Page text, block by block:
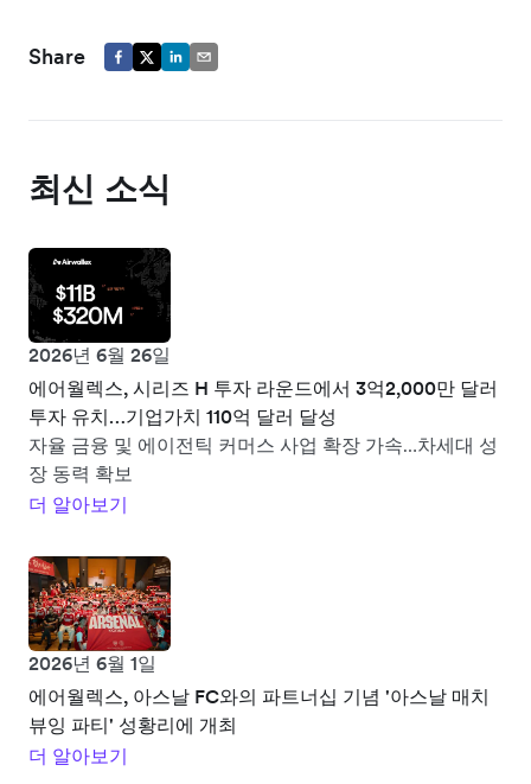
Share
최신 소식
2026년 6월 26일
에어월렉스, 시리즈 H 투자 라운드에서 3억2,000만 달러
투자 유치…기업가치 110억 달러 달성
자율 금융 및 에이전틱 커머스 사업 확장 가속…차세대 성
장 동력 확보
더 알아보기
2026년 6월 1일
에어월렉스, 아스날 FC와의 파트너십 기념 '아스날 매치
뷰잉 파티' 성황리에 개최
더 알아보기